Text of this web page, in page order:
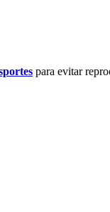
para evitar